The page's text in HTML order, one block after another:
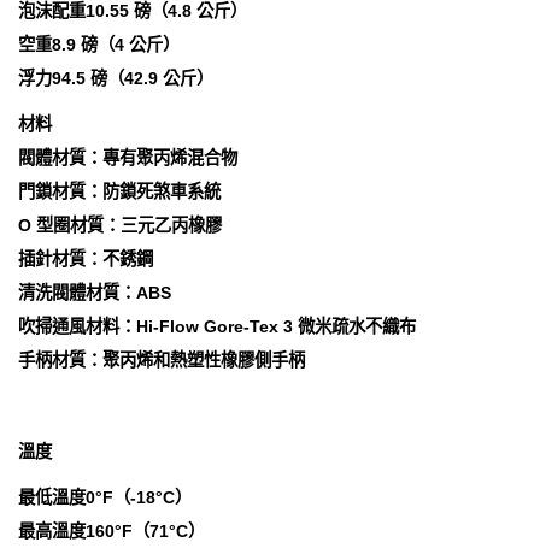
泡沫配重10.55 磅（4.8 公斤）
空重8.9 磅（4 公斤）
浮力94.5 磅（42.9 公斤）
材料
閥體材質：專有聚丙烯混合物
門鎖材質：防鎖死煞車系統
O 型圈材質：三元乙丙橡膠
插針材質：不銹鋼
清洗閥體材質：ABS
吹掃通風材料：Hi-Flow Gore-Tex 3 微米疏水不織布
手柄材質：聚丙烯和熱塑性橡膠側手柄
溫度
最低溫度0°F（-18°C）
最高溫度160°F（71°C）